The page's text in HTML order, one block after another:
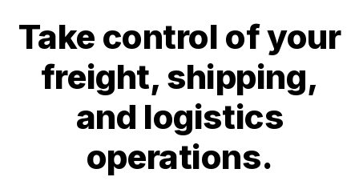
Take control of your
freight, shipping,
and logistics
operations.